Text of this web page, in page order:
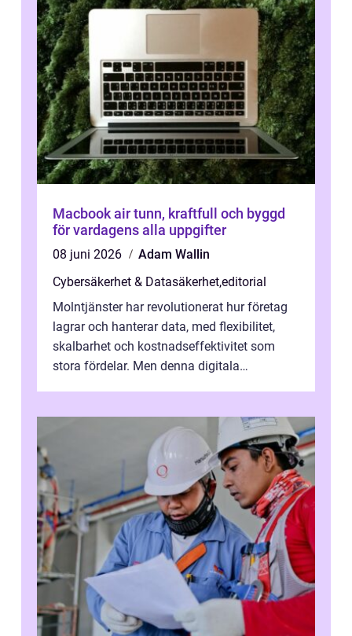
Macbook air tunn, kraftfull och byggd
för vardagens alla uppgifter
08 juni 2026
Adam Wallin
Cybersäkerhet & Datasäkerhet,editorial
Molntjänster har revolutionerat hur företag
lagrar och hanterar data, med flexibilitet,
skalbarhet och kostnadseffektivitet som
stora fördelar. Men denna digitala